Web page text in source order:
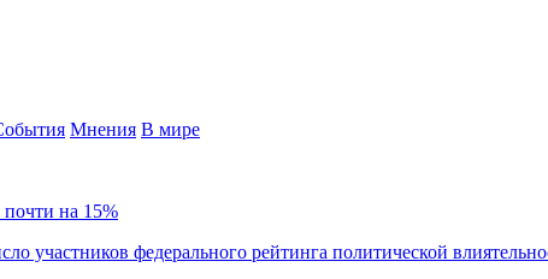
Мнения В мире
на 15%
участников федерального рейтинга политической